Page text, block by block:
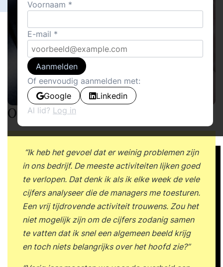
Ontwikkelen van KPI's is niet evident
“Ik heb het gevoel dat er weinig problemen zijn
in ons bedrijf. De meeste activiteiten lijken goed
te verlopen. Dat denk ik als ik elke week de vele
cijfers analyseer die de managers me toesturen.
Een vrij tijdrovende activiteit trouwens. Zou het
niet mogelijk zijn om de cijfers zodanig samen
te vatten dat ik snel een algemeen beeld krijg
en toch niets belangrijks over het hoofd zie?”
Voornaam
E-mail
Aanmelden
Of eenvoudig aanmelden met:
Google
Linkedin
Al lid? Log in